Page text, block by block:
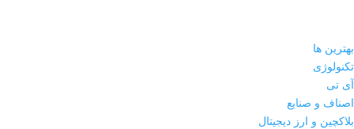
بهترین ها
تکنولوژی
آی تی
اصناف و صنایع
بلاکچین و ارز دیجیتال